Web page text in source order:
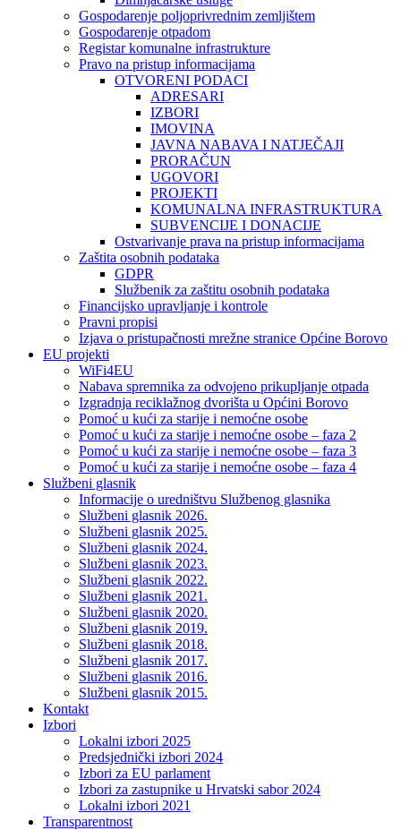
Gospodarenje poljoprivrednim zemljištem
Gospodarenje otpadom
Registar komunalne infrastrukture
Pravo na pristup informacijama
OTVORENI PODACI
ADRESARI
IZBORI
IMOVINA
JAVNA NABAVA I NATJEČAJI
PRORAČUN
UGOVORI
PROJEKTI
KOMUNALNA INFRASTRUKTURA
SUBVENCIJE I DONACIJE
Ostvarivanje prava na pristup informacijama
Zaštita osobnih podataka
GDPR
Službenik za zaštitu osobnih podataka
Financijsko upravljanje i kontrole
Pravni propisi
Izjava o pristupačnosti mrežne stranice Općine Borovo
EU projekti
WiFi4EU
Nabava spremnika za odvojeno prikupljanje otpada
Izgradnja reciklažnog dvorišta u Općini Borovo
Pomoć u kući za starije i nemoćne osobe
Pomoć u kući za starije i nemoćne osobe – faza 2
Pomoć u kući za starije i nemoćne osobe – faza 3
Pomoć u kući za starije i nemoćne osobe – faza 4
Službeni glasnik
Informacije o uredništvu Službenog glasnika
Službeni glasnik 2026.
Službeni glasnik 2025.
Službeni glasnik 2024.
Službeni glasnik 2023.
Službeni glasnik 2022.
Službeni glasnik 2021.
Službeni glasnik 2020.
Službeni glasnik 2019.
Službeni glasnik 2018.
Službeni glasnik 2017.
Službeni glasnik 2016.
Službeni glasnik 2015.
Kontakt
Izbori
Lokalni izbori 2025
Predsjednički izbori 2024
Izbori za EU parlament
Izbori za zastupnike u Hrvatski sabor 2024
Lokalni izbori 2021
Transparentnost